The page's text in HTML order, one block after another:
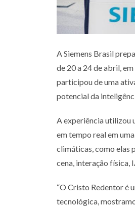
A Siemens Brasil
de 20 a 24de abril,
participou de uma
potencial da
A experiência utilizou
em tempo realem
climáticas, como elas
cena, interação física,
“O Cristo Redentor é
tecnológica,